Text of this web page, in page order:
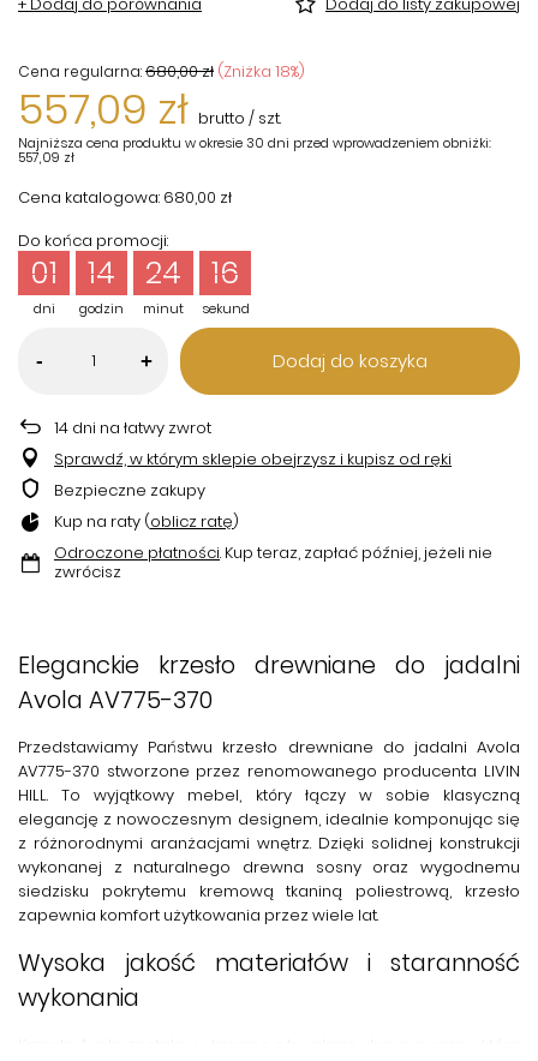
Cena regularna:680,00 zł (Zniżka 18%)
557,09 zł brutto / szt.
Najniższa cena produktu w okresie 30 dni przed wprowadzeniem obniżki:
557,09 zł
Cena katalogowa: 680,00 zł
Do końca promocji:
dni
01
godzin
14
minut
24
sekund
15
- + Dodaj do koszyka
14 dni na łatwy zwrot
Sprawdź, w którym sklepie obejrzysz i kupisz od ręki
Bezpieczne zakupy
Kup na raty (oblicz ratę)
Odroczone płatności. Kup teraz, zapłać później, jeżeli nie
zwrócisz
Eleganckie krzesło drewniane do jadalni
Avola AV775-370
Przedstawiamy Państwu krzesło drewniane do jadalni Avola
AV775-370 stworzone przez renomowanego producenta LIVIN
HILL. To wyjątkowy mebel, który łączy w sobie klasyczną
elegancję z nowoczesnym designem, idealnie komponując się
z różnorodnymi aranżacjami wnętrz. Dzięki solidnej konstrukcji
wykonanej z naturalnego drewna sosny oraz wygodnemu
siedzisku pokrytemu kremową tkaniną poliestrową, krzesło
zapewnia komfort użytkowania przez wiele lat.
Wysoka jakość materiałów i staranność
wykonania